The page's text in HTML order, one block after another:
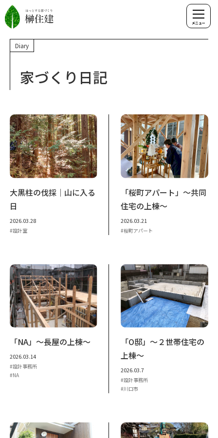
Diary
家づくり日記
大黒柱の伐採｜山に入る
日
2026.03.28
設計室
「桜町アパート」～共同
住宅の上棟～
2026.03.21
桜町アパート
「NA」～長屋の上棟～
2026.03.14
設計事務所
NA
「O邸」～２世帯住宅の
上棟～
2026.03.7
設計事務所
川口市